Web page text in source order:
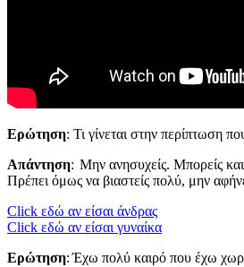
Ερώτηση: Τι γίνεται στην περίπτωση
Απάντηση: Μην ανησυχείς. Μπορείς
Πρέπει όμως να βιαστείς πολύ, μην
Click εδώ αν είσαι άνδρας
Click εδώ αν είσαι γυναίκα
Ερώτηση: Έχω πολύ καιρό που έχω